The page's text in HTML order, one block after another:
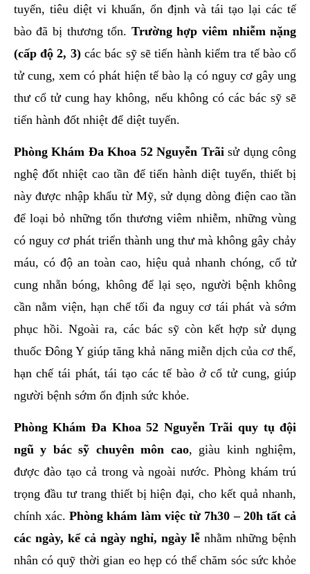
tuyến, tiêu diệt vi khuẩn, ổn định và tái tạo lại các tế
bào đã bị thương tổn. Trường hợp viêm nhiễm nặng
(cấp độ 2, 3)các bác sỹ sẽ tiến hành kiểm tra tế bào cổ
tử cung, xem có phát hiện tế bào lạ có nguy cơ gây ung
thư cổ tử cung hay không, nếu không có các bác sỹ sẽ
tiến hành đốt nhiệt để diệt tuyến.
Phòng Khám Đa Khoa 52 Nguyễn Trãi sử dụng công
nghệ đốt nhiệt cao tần để tiến hành diệt tuyến, thiết bị
này được nhập khẩu từ Mỹ, sử dụng dòng điện cao tần
để loại bỏ những tổn thương viêm nhiễm, những vùng
có nguy cơ phát triển thành ung thư mà không gây chảy
máu, có độ an toàn cao, hiệu quả nhanh chóng, cổ tử
cung nhẵn bóng, không để lại sẹo, người bệnh không
cần nằm viện, hạn chế tối đa nguy cơ tái phát và sớm
phục hồi. Ngoài ra, các bác sỹ còn kết hợp sử dụng
thuốc Đông Y giúp tăng khả năng miễn dịch của cơ thể,
hạn chế tái phát, tái tạo các tế bào ở cổ tử cung, giúp
người bệnh sớm ổn định sức khỏe.
Phòng Khám Đa Khoa 52 Nguyễn Trãi quy tụ đội
ngũ y bác sỹ chuyên môn cao, giàu kinh nghiệm,
được đào tạo cả trong và ngoài nước. Phòng khám trú
trọng đầu tư trang thiết bị hiện đại, cho kết quả nhanh,
chính xác.Phòng khám làm việc từ 7h30 – 20h tất cả
các ngày, kể cả ngày nghỉ, ngày lễ nhằm những bệnh
nhân có quỹ thời gian eo hẹp có thể chăm sóc sức khỏe